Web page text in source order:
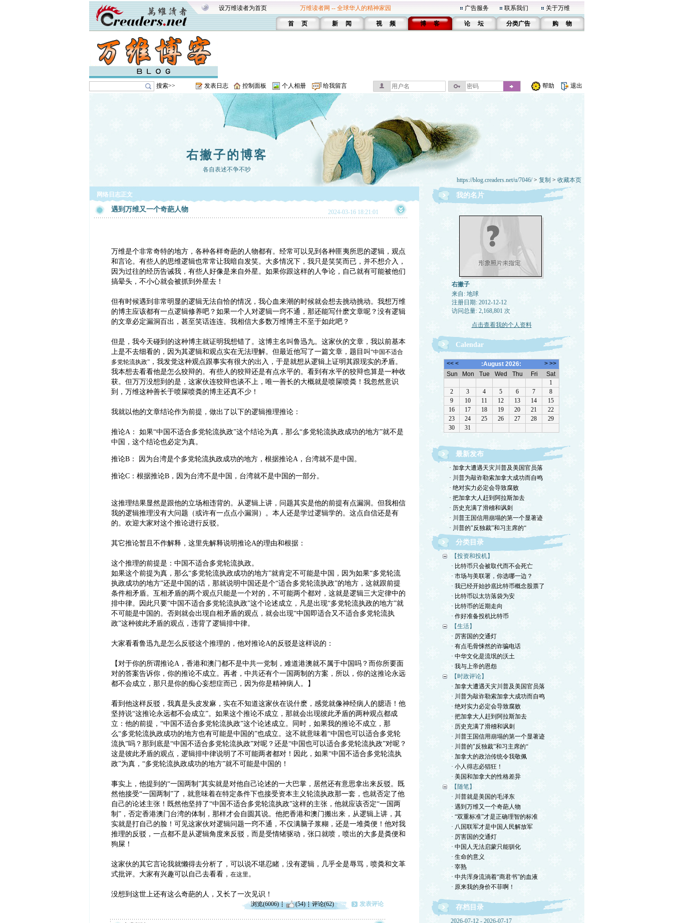
设万维读者为首页 万维读者网 -- 全球华人的精神家园 广告服务 联系我们 关于万维
首 页 新 闻 视 频 博 客 论 坛 分类广告 购 物
搜索>> 发表日志 控制面板 个人相册 给我留言 帮助 退出
右撇子的博客
各自表述不争不吵
https://blog.creaders.net/u/7046/> 复制 > 收藏本页
网络日志正文
遇到万维又一个奇葩人物 2024-03-16 18:21:01
万维是个非常奇特的地方，各种各样奇葩的人物都有。经常可以见到各种匪夷所思的逻辑，观点
和言论。有些人的思维逻辑也常常让我暗自发笑。大多情况下，我只是笑笑而已，并不想介入，
因为过往的经历告诫我，有些人好像是来自外星。如果你跟这样的人争论，自己就有可能被他们
搞晕头，不小心就会被抓到外星去！
但有时候遇到非常明显的逻辑无法自恰的情况，我心血来潮的时候就会想去挑动挑动。我想万维
的博主应该都有一点逻辑修养吧？如果一个人对逻辑一窍不通，那还能写什麽文章呢？没有逻辑
的文章必定漏洞百出，甚至笑话连连。我相信大多数万维博主不至于如此吧？
但是，我今天碰到的这种博主就证明我想错了。这博主名叫鲁迅九。这家伙的文章，我以前基本
上是不去细看的，因为其逻辑和观点实在无法理解。但最近他写了一篇文章，题目叫 “中国不适合
多党轮流执政”，我发觉这种观点跟事实有很大的出入，于是就想从逻辑上证明其跟现实的矛盾。
我本想去看看他是怎么狡辩的。有些人的狡辩还是有点水平的。看到有水平的狡辩也算是一种收
获。但万万没想到的是，这家伙连狡辩也谈不上，唯一善长的大概就是喷屎喷粪！我忽然意识
到，万维这种善长于喷屎喷粪的博主还真不少！
我就以他的文章结论作为前提，做出了以下的逻辑推理推论：
推论A： 如果“中国不适合多党轮流执政”这个结论为真，那么“多党轮流执政成功的地方”就不是
中国，这个结论也必定为真。
推论B： 因为台湾是个多党轮流执政成功的地方，根据推论A，台湾就不是中国。
推论C：根据推论B，因为台湾不是中国，台湾就不是中国的一部分。
这推理结果显然是跟他的立场相违背的。从逻辑上讲，问题其实是他的前提有点漏洞。但我相信
我的逻辑推理没有大问题（或许有一点点小漏洞）。本人还是学过逻辑学的。这点自信还是有
的。欢迎大家对这个推论进行反驳。
其它推论暂且不作解释，这里先解释说明推论A的理由和根据：
这个推理的前提是：中国不适合多党轮流执政。
如果这个前提为真，那么“多党轮流执政成功的地方”就肯定不可能是中国，因为如果“多党轮流
执政成功的地方”还是中国的话，那就说明中国还是个“适合多党轮流执政”的地方，这就跟前提
条件相矛盾。互相矛盾的两个观点只能是一个对的，不可能两个都对，这就是逻辑三大定律中的
排中律。因此只要“中国不适合多党轮流执政”这个论述成立，凡是出现“多党轮流执政的地方”就
不可能是中国的。否则就会出现自相矛盾的观点，就会出现“中国即适合又不适合多党轮流执
政”这种彼此矛盾的观点，违背了逻辑排中律。
大家看看鲁迅九是怎么反驳这个推理的，他对推论A的反驳是这样说的：
【对于你的所谓推论A，香港和澳门都不是中共一党制，难道港澳就不属于中国吗？而你所要面
对的答案告诉你，你的推论不成立。再者，中共还有个一国两制的方案，所以，你的这推论永远
都不会成立，那只是你的痴心妄想症而已，因为你是精神病人。】
看到他这样反驳，我真是头皮发麻，实在不知道这家伙在说什麽，感觉就像神经病人的臆语！他
坚持说“这推论永远都不会成立”。如果这个推论不成立，那就会出现彼此矛盾的两种观点都成
立：他的前提，“中国不适合多党轮流执政”这个论述成立。同时，如果我的推论不成立，那
么“多党轮流执政成功的地方也有可能是中国的”也成立。这不就意味着“中国也可以适合多党轮
流执”吗？那到底是“中国不适合多党轮流执政”对呢？还是“中国也可以适合多党轮流执政”对呢？
这是彼此矛盾的观点，逻辑排中律说明了不可能两者都对！因此，如果“中国不适合多党轮流执
政”为真，“多党轮流执政成功的地方”就不可能是中国的！
事实上，他提到的“一国两制”其实就是对他自己论述的一大巴掌，居然还有意思拿出来反驳。既
然他接受“一国两制”了，就意味着在特定条件下也接受资本主义轮流执政那一套，也就否定了他
自己的论述主张！既然他坚持了“中国不适合多党轮流执政”这样的主张，他就应该否定“一国两
制”，否定香港澳门台湾的体制，那样才会自圆其说。他把香港和澳门搬出来，从逻辑上讲，其
实就是打自己的脸！可见这家伙对逻辑问题一窍不通，不仅满脑子浆糊，还是一堆粪便！他对我
推理的反驳，一点都不是从逻辑角度来反驳，而是受情绪驱动，张口就喷，喷出的大多是粪便和
狗屎！
这家伙的其它言论我就懒得去分析了，可以说不堪忍睹，没有逻辑，几乎全是辱骂，喷粪和文革
式批评。大家有兴趣可以自己去看看， 在这里。
没想到这世上还有这么奇葩的人，又长了一次见识！
浏览(6006) (54) 评论(62) 发表评论
我的名片
右撇子
来自: 地球
注册日期: 2012-12-12
访问总量: 2,168,801 次
点击查看我的个人资料
Calendar
最新发布
· 加拿大遭遇天灾川普及美国官员落
· 川普为敲诈勒索加拿大成功而自鸣
· 绝对实力必定会导致腐败
· 把加拿大人赶到阿拉斯加去
· 历史充满了滑稽和讽刺
· 川普王国信用崩塌的第一个显著迹
· 川普的"反独裁”和习主席的“
分类目录
【投资和投机】
· 比特币只会被取代而不会死亡
· 市场与美联署，你选哪一边？
· 我已经开始抄底比特币概念股票了
· 比特币以太坊落袋为安
· 比特币的近期走向
· 作好准备投机比特币
【生活】
· 厉害国的交通灯
· 有点毛骨悚然的诈骗电话
· 中华文化是流氓的沃土
· 我与上帝的恩怨
【时政评论】
· 加拿大遭遇天灾川普及美国官员落
· 川普为敲诈勒索加拿大成功而自鸣
· 绝对实力必定会导致腐败
· 把加拿大人赶到阿拉斯加去
· 历史充满了滑稽和讽刺
· 川普王国信用崩塌的第一个显著迹
· 川普的"反独裁”和习主席的“
· 加拿大的政治传统令我敬佩
· 小人得志必猖狂！
· 美国和加拿大的性格差异
【随笔】
· 川普就是美国的毛泽东
· 遇到万维又一个奇葩人物
· “双重标准”才是正确理智的标准
· 八国联军才是中国人民解放军
· 厉害国的交通灯
· 中国人无法启蒙只能驯化
· 生命的意义
· 宰熟
· 中共浑身流淌着“商君书”的血液
· 原来我的身价不菲啊！
存档目录
2026-07-12 - 2026-07-17